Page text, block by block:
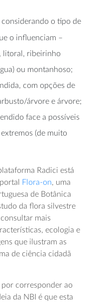
o tipo de
o influenciam –
litoral, ribeirinho
ou montanhoso;
com opções de
árvore e árvore;
face a possíveis
(de muito
Radici está
Flora-on, uma
de Botânica
da flora silvestre
mais
ecologia e
que ilustram as
de ciência cidadã
corresponder ao
da NBI é que esta